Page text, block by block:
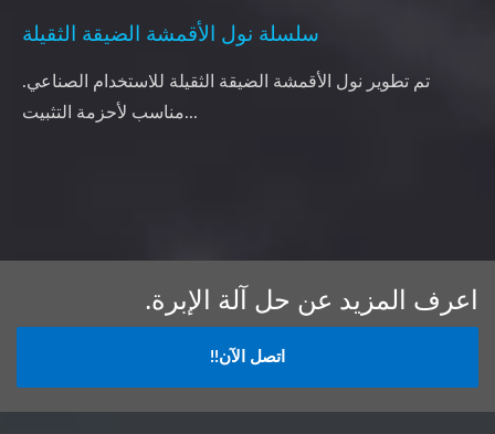
سلسلة نول الأقمشة الضيقة الثقيلة
تم تطوير نول الأقمشة الضيقة الثقيلة للاستخدام الصناعي.
مناسب لأحزمة التثبيت...
اعرف المزيد عن حل آلة الإبرة.
اتصل الآن!!